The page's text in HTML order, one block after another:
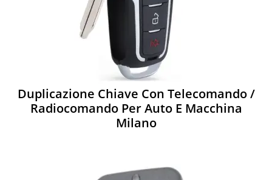
Duplicazione Chiave Con Telecomando /
Radiocomando Per Auto E Macchina
Milano